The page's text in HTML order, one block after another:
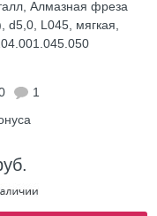
Алмазная фреза
d5,0, L045, мягкая,
1